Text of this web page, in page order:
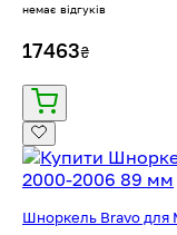
немає відгуків
17463₴
Шноркель Bravo для